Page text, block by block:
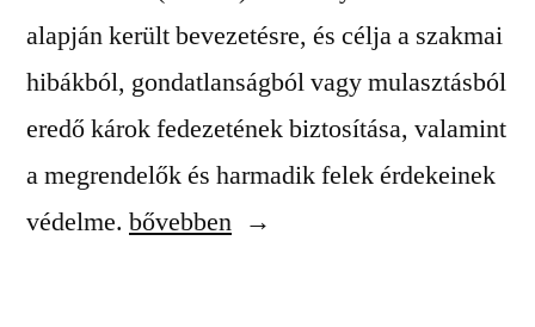
alapján került bevezetésre, és célja a szakmai
hibákból, gondatlanságból vagy mulasztásból
eredő károk fedezetének biztosítása, valamint
a megrendelők és harmadik felek érdekeinek
védelme. „Építőipari
bővebben